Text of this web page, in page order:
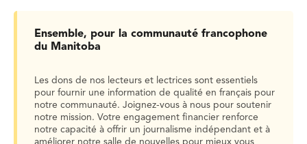
Ensemble, pour la communauté francophone
du Manitoba
Les dons de nos lecteurs et lectrices sont essentiels
pour fournir une information de qualité en français pour
notre communauté. Joignez-vous à nous pour soutenir
notre mission. Votre engagement financier renforce
notre capacité à offrir un journalisme indépendant et à
améliorer notre salle de nouvelles pour mieux vous